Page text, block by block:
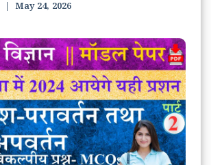
| May 24, 2026